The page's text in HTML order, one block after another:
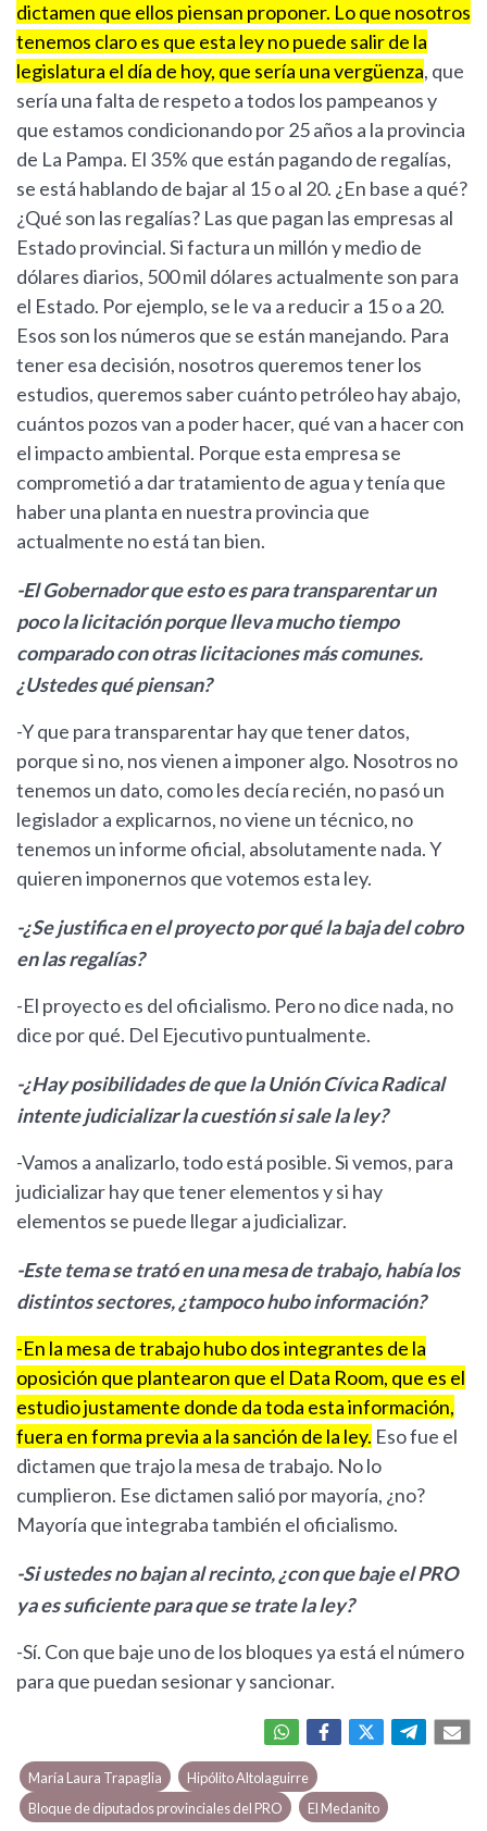
dictamen que ellos piensan proponer. Lo que nosotros
tenemos claro es que esta ley no puede salir de la
legislatura el día de hoy, que sería una vergüenza, que
sería una falta de respeto a todos los pampeanos y
que estamos condicionando por 25 años a la provincia
de La Pampa. El 35% que están pagando de regalías,
se está hablando de bajar al 15 o al 20. ¿En base a qué?
¿Qué son las regalías? Las que pagan las empresas al
Estado provincial. Si factura un millón y medio de
dólares diarios, 500 mil dólares actualmente son para
el Estado. Por ejemplo, se le va a reducir a 15 o a 20.
Esos son los números que se están manejando. Para
tener esa decisión, nosotros queremos tener los
estudios, queremos saber cuánto petróleo hay abajo,
cuántos pozos van a poder hacer, qué van a hacer con
el impacto ambiental. Porque esta empresa se
comprometió a dar tratamiento de agua y tenía que
haber una planta en nuestra provincia que
actualmente no está tan bien.
-El Gobernador que esto es para transparentar un
poco la licitación porque lleva mucho tiempo
comparado con otras licitaciones más comunes.
¿Ustedes qué piensan?
-Y que para transparentar hay que tener datos,
porque si no, nos vienen a imponer algo. Nosotros no
tenemos un dato, como les decía recién, no pasó un
legislador a explicarnos, no viene un técnico, no
tenemos un informe oficial, absolutamente nada. Y
quieren imponernos que votemos esta ley.
-¿Se justifica en el proyecto por qué la baja del cobro
en las regalías?
-El proyecto es del oficialismo. Pero no dice nada, no
dice por qué. Del Ejecutivo puntualmente.
-¿Hay posibilidades de que la Unión Cívica Radical
intente judicializar la cuestión si sale la ley?
-Vamos a analizarlo, todo está posible. Si vemos, para
judicializar hay que tener elementos y si hay
elementos se puede llegar a judicializar.
-Este tema se trató en una mesa de trabajo, había los
distintos sectores, ¿tampoco hubo información?
-En la mesa de trabajo hubo dos integrantes de la
oposición que plantearon que el Data Room, que es el
estudio justamente donde da toda esta información,
fuera en forma previa a la sanción de la ley. Eso fue el
dictamen que trajo la mesa de trabajo. No lo
cumplieron. Ese dictamen salió por mayoría, ¿no?
Mayoría que integraba también el oficialismo.
-Si ustedes no bajan al recinto, ¿con que baje el PRO
ya es suficiente para que se trate la ley?
-Sí. Con que baje uno de los bloques ya está el número
para que puedan sesionar y sancionar.
María Laura Trapaglia
Hipólito Altolaguirre
Bloque de diputados provinciales del PRO
El Medanito